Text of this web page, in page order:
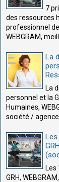
7
des ressources
professionnel
WEBGRAM,
La
La
personnel et la
Humaines,
société / agence
Les
GRH,